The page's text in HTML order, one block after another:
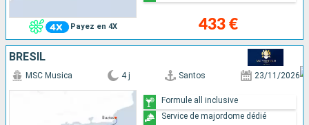
Payez en 4X 433 €
BRÉSIL
MSC Musica 4 j Santos 23/11/2026
Formule all inclusive
Service de majordome dédié